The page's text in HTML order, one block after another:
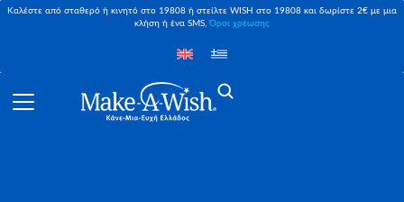
Καλέστε από σταθερό ή κινητό στο 19808 ή στείλτε WISH στο 19808 και δωρίστε 2€ με μια
κλήση ή ένα SMS,Όροι χρέωσης